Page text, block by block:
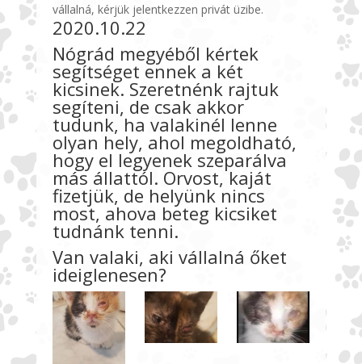
vállalná, kérjük jelentkezzen privát üzibe.
2020.10.22
Nógrád megyéből kértek
segítséget ennek a két
kicsinek. Szeretnénk rajtuk
segíteni, de csak akkor
tudunk, ha valakinél lenne
olyan hely, ahol megoldható,
hogy el legyenek szeparálva
más állattól. Orvost, kaját
fizetjük, de helyünk nincs
most, ahova beteg kicsiket
tudnánk tenni.
Van valaki, aki vállalná őket
ideiglenesen?